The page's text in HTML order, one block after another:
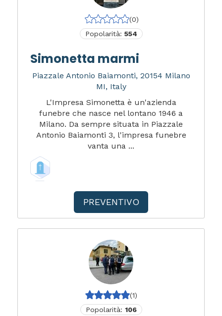
(0)
Popolarità: 554
Simonetta marmi
Piazzale Antonio Baiamonti, 20154 Milano
MI, Italy
L'Impresa Simonetta è un'azienda
funebre che nasce nel lontano 1946 a
Milano. Da sempre situata in Piazzale
Antonio Baiamonti 3, l'impresa funebre
vanta una ...
PREVENTIVO
(1)
Popolarità: 106